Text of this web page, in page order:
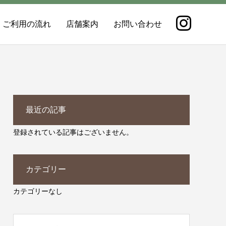
ご利用の流れ 店舗案内 お問い合わせ
最近の記事
登録されている記事はございません。
カテゴリー
カテゴリーなし